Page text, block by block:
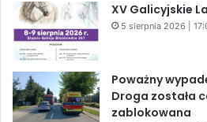
XV Galicyjskie
5 sierpnia 2026 |
Poważny
Droga została
zablokowana